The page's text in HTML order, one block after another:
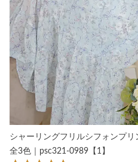
シャーリングフリルシフォンプ
全3色｜psc321-0989【1】